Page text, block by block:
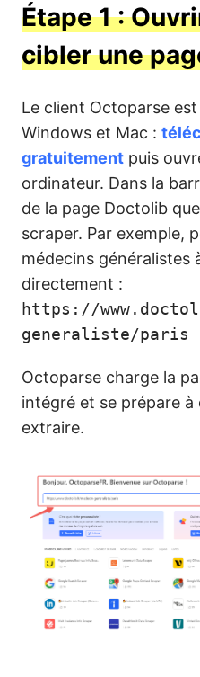
Étape 1 :
cibler une
Le client Octoparse
Windows et Mac :
gratuitement puis
ordinateur. Dans la
de la page Doctolib
scraper. Par exemple,
médecins généralistes
directement :
https://
generaliste/paris
Octoparse charge la
intégré et se prépare
extraire.